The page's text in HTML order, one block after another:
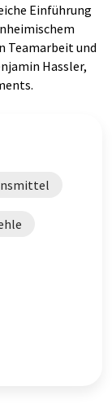
Einführung
Teamarbeit und
Hassler,